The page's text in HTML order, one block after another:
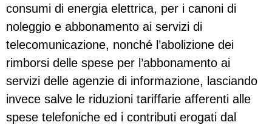
consumi di energia elettrica, per i canoni di
noleggio e abbonamento ai servizi di
telecomunicazione, nonché l’abolizione dei
rimborsi delle spese per l’abbonamento ai
servizi delle agenzie di informazione, lasciando
invece salve le riduzioni tariffarie afferenti alle
spese telefoniche ed i contributi erogati dal